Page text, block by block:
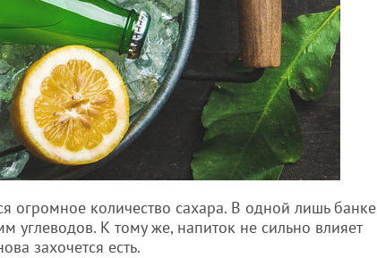
количество сахара. В одной лишь банке
углеводов. К тому же, напиток не сильно влияет
захочется есть.